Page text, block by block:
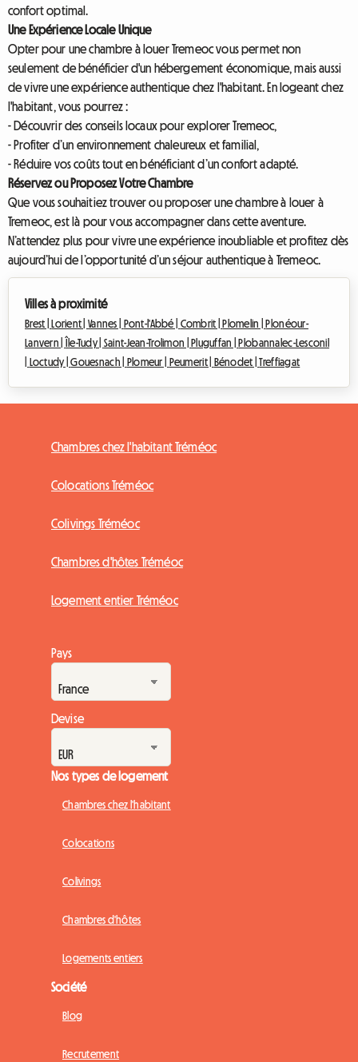
confort optimal.
Une Expérience Locale Unique
Opter pour une chambre à louer Tremeoc vous permet non
seulement de bénéficier d'un hébergement économique, mais aussi
de vivre une expérience authentique chez l'habitant. En logeant chez
l'habitant, vous pourrez :
- Découvrir des conseils locaux pour explorer Tremeoc,
- Profiter d’un environnement chaleureux et familial,
- Réduire vos coûts tout en bénéficiant d’un confort adapté.
Réservez ou Proposez Votre Chambre
Que vous souhaitiez trouver ou proposer une chambre à louer à
Tremeoc, est là pour vous accompagner dans cette aventure.
N’attendez plus pour vivre une expérience inoubliable et profitez dès
aujourd’hui de l’opportunité d’un séjour authentique à Tremeoc.
Villes à proximité
Brest |Lorient |Vannes | Pont-l'Abbé | Combrit |Plomelin |Plonéour-
Lanvern | Île-Tudy | Saint-Jean-Trolimon |Pluguffan |Plobannalec-Lesconil
Loctudy |Gouesnach | Plomeur | Peumerit | Bénodet |Treffiagat
Chambres chez l'habitant Tréméoc
Colocations Tréméoc
Colivings Tréméoc
Chambres d'hôtes Tréméoc
Logement entier Tréméoc
Pays
Devise
Nos types de logement
Chambres chez l'habitant
Colocations
Colivings
Chambres d'hôtes
Logements entiers
Société
Blog
Recrutement